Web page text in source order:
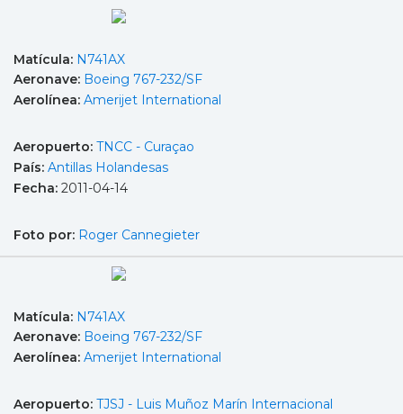
Matícula: N741AX
Aeronave: Boeing 767-232/SF
Aerolínea: Amerijet International
Aeropuerto: TNCC - Curaçao
País: Antillas Holandesas
Fecha: 2011-04-14
Foto por: Roger Cannegieter
Matícula: N741AX
Aeronave: Boeing 767-232/SF
Aerolínea: Amerijet International
Aeropuerto: TJSJ - Luis Muñoz Marín Internacional